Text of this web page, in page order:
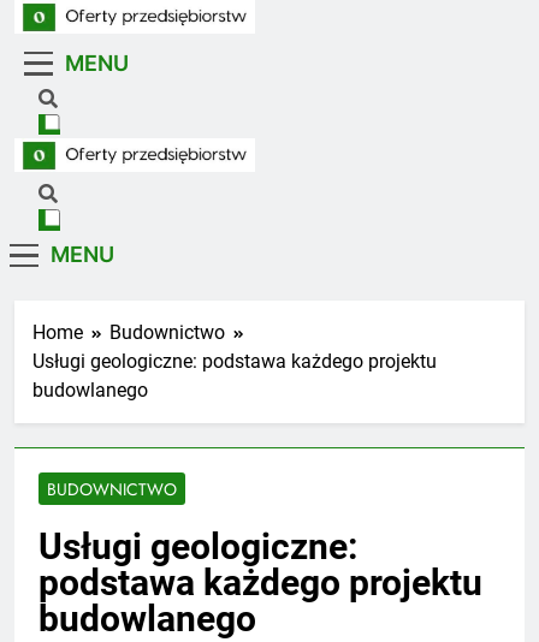
Skip
contentOferty Przedsiębiorstw
Oferty firm z branż usługowych i handlowych
MENU
Oferty Przedsiębiorstw
Oferty firm z branż usługowych i handlowych
MENU
Home
Budownictwo
Usługi geologiczne: podstawa każdego projektu
budowlanego
BUDOWNICTWO
Usługi geologiczne:
podstawa każdego projektu
budowlanego